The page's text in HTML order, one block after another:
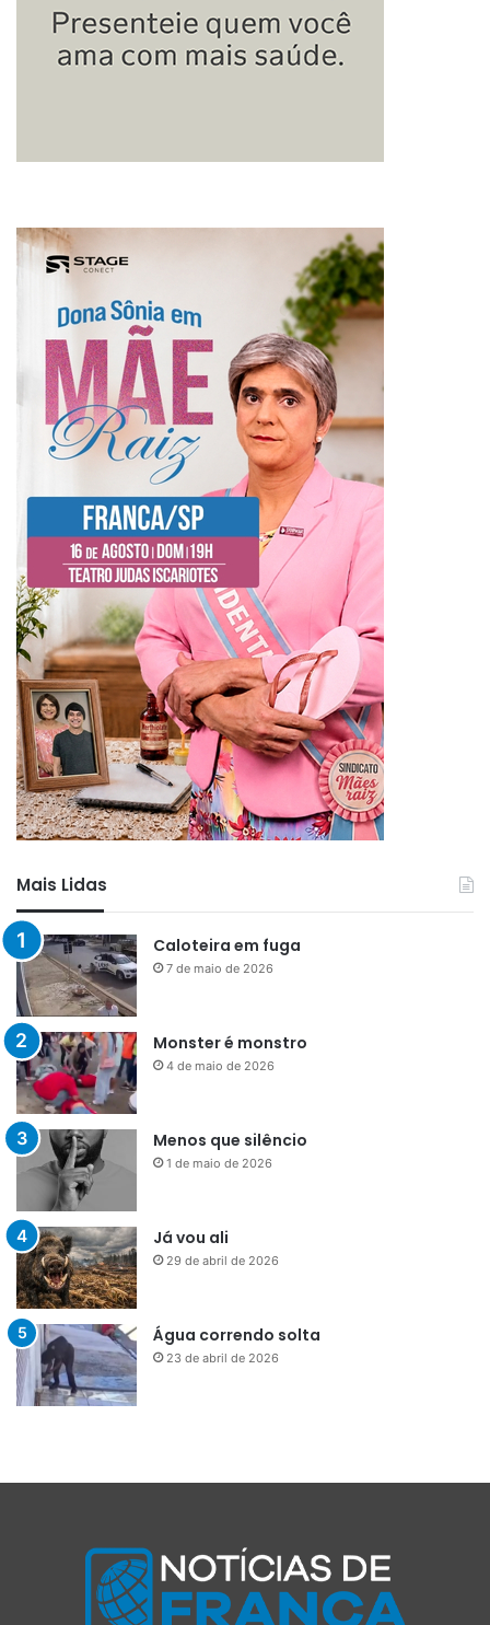
Mais Lidas
Caloteira em fuga
7 de maio de 2026
Monster é monstro
4 de maio de 2026
Menos que silêncio
1 de maio de 2026
Já vou ali
29 de abril de 2026
Água correndo solta
23 de abril de 2026